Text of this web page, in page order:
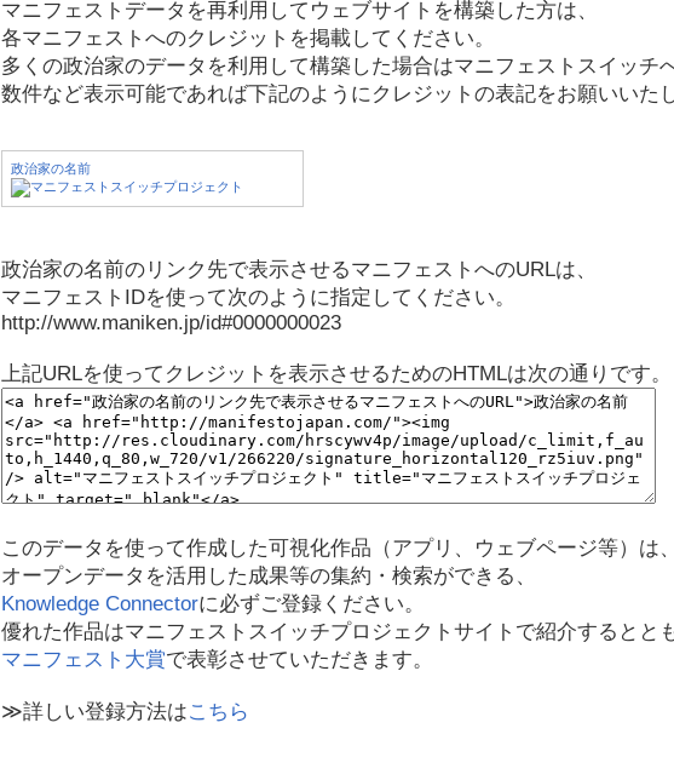
マニフェストデータを再利用してウェブサイトを構築した方は、
各マニフェストへのクレジットを掲載してください。
多くの政治家のデータを利用して構築した場合はマニフェストスイッチ
数件など表示可能であれば下記のようにクレジットの表記をお願いいた
政治家の名前
政治家の名前のリンク先で表示させるマニフェストへのURLは、
マニフェストIDを使って次のように指定してください。
http://www.maniken.jp/id#0000000023
上記URLを使ってクレジットを表示させるためのHTMLは次の通りです。
このデータを使って作成した可視化作品（アプリ、ウェブページ等）は、
オープンデータを活用した成果等の集約・検索ができる、
Knowledge Connectorに必ずご登録ください。
優れた作品はマニフェストスイッチプロジェクトサイトで紹介するととも
マニフェスト大賞で表彰させていただきます。
≫詳しい登録方法はこちら